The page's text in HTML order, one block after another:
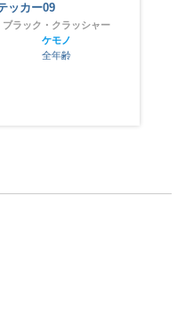
ブラック・クラッシャー
ケモノ
全年齢